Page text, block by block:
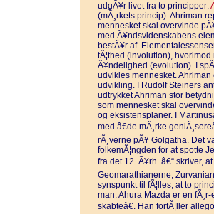
udgÃ¥r livet fra to principper:
(mÃ¸rkets princip). Ahriman
mennesket skal overvinde
med Ã¥ndsvidenskabens
bestÃ¥r af.
tÃ¦thed (involution),
Ã¥ndelighed (evolution). I
udvikles mennesket. Ahriman
udvikling. I Rudolf Steiners
udtrykket Ahriman stor
som mennesket skal
og eksistensplaner. I
med â€de mÃ¸rke
rÃ¸verne pÃ¥ Golgatha. Det
folkemÃ¦ngden for at spotte
fra det 12. Ã¥rh. â€“ skriver,
Geomarathianerne,
synspunkt til fÃ¦lles, at to
man. Ahura Mazda er en
skabteâ€. Han fortÃ¦ller